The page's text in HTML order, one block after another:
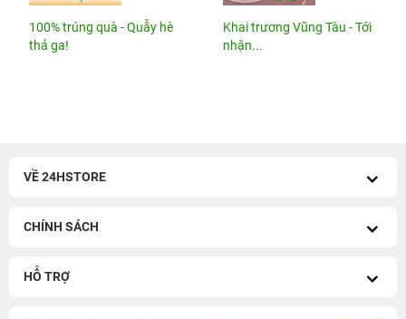
100% trúng quà - Quẫy hè
thả ga!
Khai trương Vũng Tàu - Tới
nhận...
VỀ 24HSTORE
CHÍNH SÁCH
HỖ TRỢ